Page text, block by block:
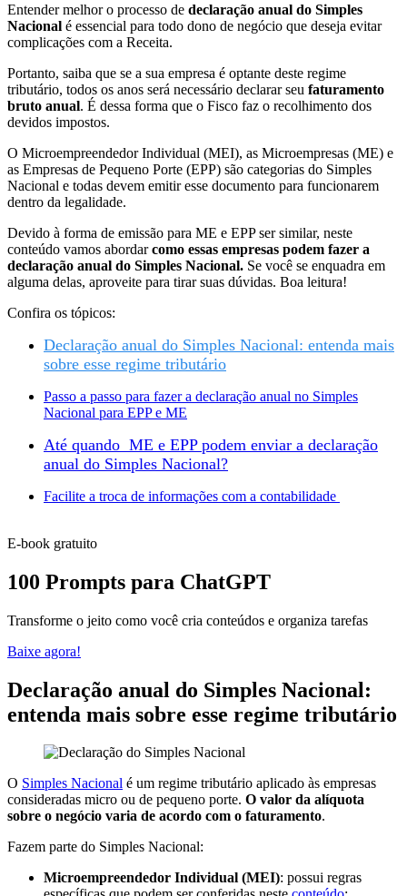
Entender melhor o processo de declaração anual do Simples
Nacional é essencial para todo dono de negócio que deseja evitar
complicações com a Receita.
Portanto, saiba que se a sua empresa é optante deste regime
tributário, todos os anos será necessário declarar seu faturamento
bruto anual. É dessa forma que o Fisco faz o recolhimento dos
devidos impostos.
O Microempreendedor Individual (MEI), as Microempresas (ME) e
as Empresas de Pequeno Porte (EPP) são categorias do Simples
Nacional e todas devem emitir esse documento para funcionarem
dentro da legalidade.
Devido à forma de emissão para ME e EPP ser similar, neste
conteúdo vamos abordarcomo essas empresas podem fazer a
declaração anual do Simples Nacional. Se você se enquadra em
alguma delas, aproveite para tirar suas dúvidas. Boa leitura!
Confira os tópicos:
Declaração anual do Simples Nacional: entenda mais
sobre esse regime tributário
Passo a passo para fazer a declaração anual no Simples
Nacional para EPP e ME
Até quando ME e EPP podem enviar a declaração
anual do Simples Nacional?
Facilite a troca de informações com a contabilidade
E-book gratuito
100 Prompts para ChatGPT
Transforme o jeito como você cria conteúdos e organiza tarefas
Baixe agora!
Declaração anual do Simples Nacional:
entenda mais sobre esse regime tributário
O Simples Nacional é um regime tributário aplicado às empresas
consideradas micro ou de pequeno porte. O valor da alíquota
sobre o negócio varia de acordo com o faturamento.
Fazem parte do Simples Nacional:
Microempreendedor Individual (MEI): possui regras